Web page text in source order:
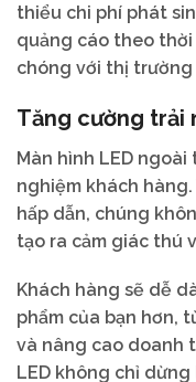
thiểu chi phí phát
quảng cáo theo
chóng với thị
Tăng cường trải
Màn hình LED
nghiệm khách
hấp dẫn, chúng
tạo ra cảm giác thú
Khách hàng sẽ dễ
phẩm của bạn hơn,
và nâng cao doanh
LED không chỉ